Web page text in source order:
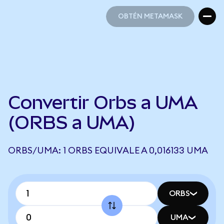
OBTÉN METAMASK
Convertir Orbs a UMA
(ORBS a UMA)
ORBS/UMA: 1 ORBS EQUIVALE A 0,016133 UMA
ORBS
UMA